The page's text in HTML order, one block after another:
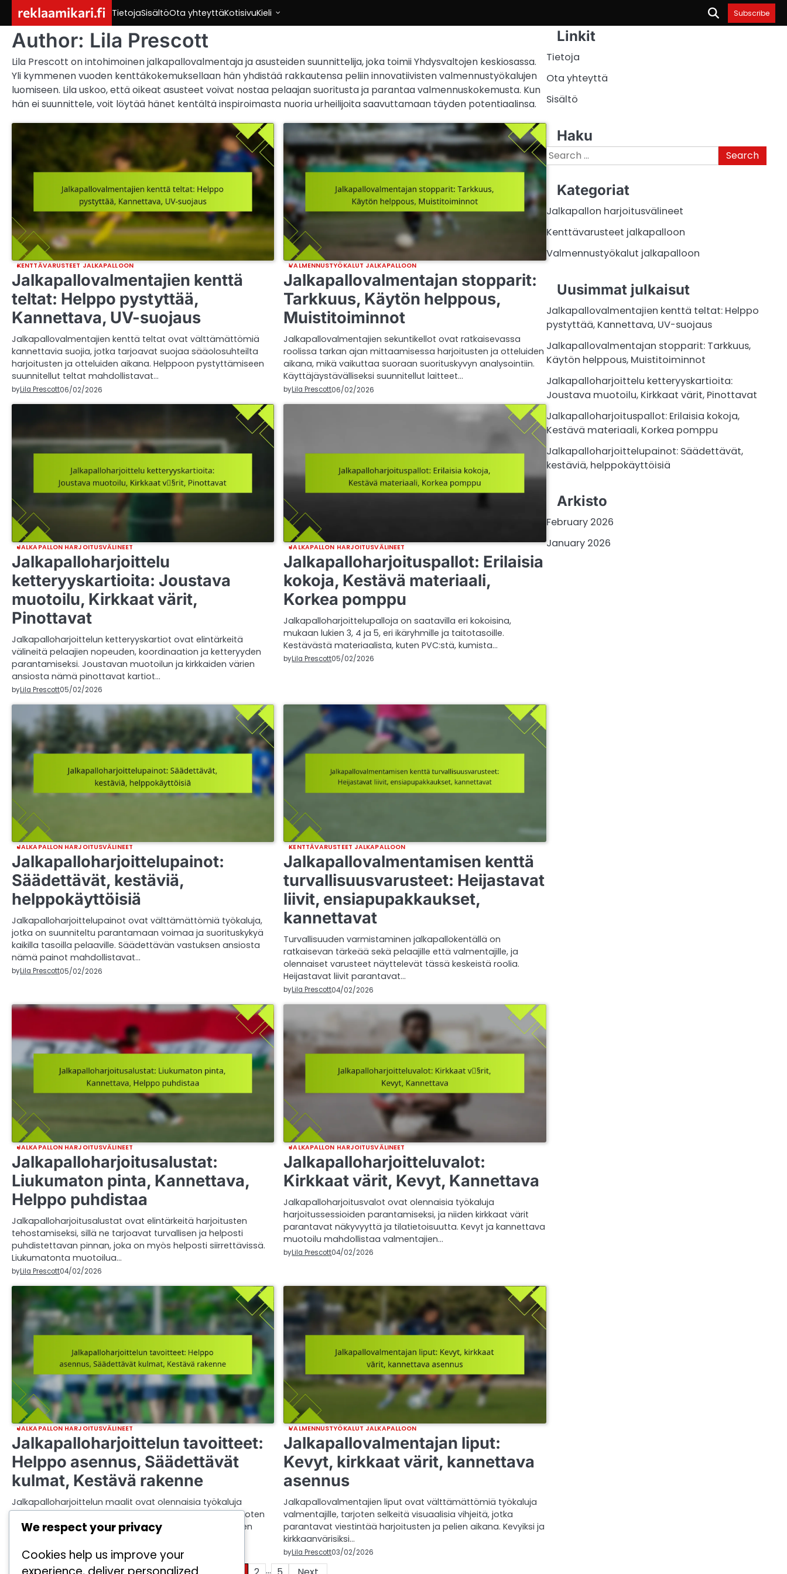
content
reklaamikari.fi TietojaSisältöOta yhteyttäKotisivuKieli Subscribe
Author: Lila Prescott
Lila Prescott on intohimoinen jalkapallovalmentaja ja asusteiden suunnittelija, joka toimii Yhdysvaltojen keskiosassa.
Yli kymmenen vuoden kenttäkokemuksellaan hän yhdistää rakkautensa peliin innovatiivisten valmennustyökalujen
luomiseen. Lila uskoo, että oikeat asusteet voivat nostaa pelaajan suoritusta ja parantaa valmennuskokemusta. Kun
hän ei suunnittele, voit löytää hänet kentältä inspiroimasta nuoria urheilijoita saavuttamaan täyden potentiaalinsa.
KENTTÄVARUSTEET JALKAPALLOON
Jalkapallovalmentajien kenttä
teltat: Helppo pystyttää,
Kannettava, UV-suojaus
Jalkapallovalmentajien kenttä teltat ovat välttämättömiä
kannettavia suojia, jotka tarjoavat suojaa sääolosuhteilta
harjoitusten ja otteluiden aikana. Helppoon pystyttämiseen
suunnitellut teltat mahdollistavat…
byLila Prescott06/02/2026
VALMENNUSTYÖKALUT JALKAPALLOON
Jalkapallovalmentajan stopparit:
Tarkkuus, Käytön helppous,
Muistitoiminnot
Jalkapallovalmentajien sekuntikellot ovat ratkaisevassa
roolissa tarkan ajan mittaamisessa harjoitusten ja otteluiden
aikana, mikä vaikuttaa suoraan suorituskyvyn analysointiin.
Käyttäjäystävälliseksi suunnitellut laitteet…
byLila Prescott06/02/2026
JALKAPALLON HARJOITUSVÄLINEET
Jalkapalloharjoittelu
ketteryyskartioita: Joustava
muotoilu, Kirkkaat värit,
Pinottavat
Jalkapalloharjoittelun ketteryyskartiot ovat elintärkeitä
välineitä pelaajien nopeuden, koordinaation ja ketteryyden
parantamiseksi. Joustavan muotoilun ja kirkkaiden värien
ansiosta nämä pinottavat kartiot…
byLila Prescott05/02/2026
JALKAPALLON HARJOITUSVÄLINEET
Jalkapalloharjoituspallot: Erilaisia
kokoja, Kestävä materiaali,
Korkea pomppu
Jalkapalloharjoittelupalloja on saatavilla eri kokoisina,
mukaan lukien 3, 4 ja 5, eri ikäryhmille ja taitotasoille.
Kestävästä materiaalista, kuten PVC:stä, kumista…
byLila Prescott05/02/2026
JALKAPALLON HARJOITUSVÄLINEET
Jalkapalloharjoittelupainot:
Säädettävät, kestäviä,
helppokäyttöisiä
Jalkapalloharjoittelupainot ovat välttämättömiä työkaluja,
jotka on suunniteltu parantamaan voimaa ja suorituskykyä
kaikilla tasoilla pelaaville. Säädettävän vastuksen ansiosta
nämä painot mahdollistavat…
byLila Prescott05/02/2026
KENTTÄVARUSTEET JALKAPALLOON
Jalkapallovalmentamisen kenttä
turvallisuusvarusteet: Heijastavat
liivit, ensiapupakkaukset,
kannettavat
Turvallisuuden varmistaminen jalkapallokentällä on
ratkaisevan tärkeää sekä pelaajille että valmentajille, ja
olennaiset varusteet näyttelevät tässä keskeistä roolia.
Heijastavat liivit parantavat…
byLila Prescott04/02/2026
JALKAPALLON HARJOITUSVÄLINEET
Jalkapalloharjoitusalustat:
Liukumaton pinta, Kannettava,
Helppo puhdistaa
Jalkapalloharjoitusalustat ovat elintärkeitä harjoitusten
tehostamiseksi, sillä ne tarjoavat turvallisen ja helposti
puhdistettavan pinnan, joka on myös helposti siirrettävissä.
Liukumatonta muotoilua…
byLila Prescott04/02/2026
JALKAPALLON HARJOITUSVÄLINEET
Jalkapalloharjoitteluvalot:
Kirkkaat värit, Kevyt, Kannettava
Jalkapalloharjoitusvalot ovat olennaisia työkaluja
harjoitussessioiden parantamiseksi, ja niiden kirkkaat värit
parantavat näkyvyyttä ja tilatietoisuutta. Kevyt ja kannettava
muotoilu mahdollistaa valmentajien…
byLila Prescott04/02/2026
JALKAPALLON HARJOITUSVÄLINEET
Jalkapalloharjoittelun tavoitteet:
Helppo asennus, Säädettävät
kulmat, Kestävä rakenne
Jalkapalloharjoittelun maalit ovat olennaisia työkaluja
laukaisutarkkuuden ja -tarkkuuden parantamiseksi, tarjoten
pelaajille visuaalisia merkkejä, joihin tähdätä harjoitusten
Lila Prescott04/02/2026
VALMENNUSTYÖKALUT JALKAPALLOON
Jalkapallovalmentajan liput:
Kevyt, kirkkaat värit, kannettava
asennus
Jalkapallovalmentajien liput ovat välttämättömiä työkaluja
valmentajille, tarjoten selkeitä visuaalisia vihjeitä, jotka
parantavat viestintää harjoitusten ja pelien aikana. Kevyiksi ja
kirkkaanvärisiksi…
byLila Prescott03/02/2026
…
Linkit
Tietoja
Ota yhteyttä
Sisältö
Haku
Search
for:
Kategoriat
Jalkapallon harjoitusvälineet
Kenttävarusteet jalkapalloon
Valmennustyökalut jalkapalloon
Uusimmat julkaisut
Jalkapallovalmentajien kenttä teltat: Helppo
pystyttää, Kannettava, UV-suojaus
Jalkapallovalmentajan stopparit: Tarkkuus,
Käytön helppous, Muistitoiminnot
Jalkapalloharjoittelu ketteryyskartioita:
Joustava muotoilu, Kirkkaat värit, Pinottavat
Jalkapalloharjoituspallot: Erilaisia kokoja,
Kestävä materiaali, Korkea pomppu
Jalkapalloharjoittelupainot: Säädettävät,
kestäviä, helppokäyttöisiä
Arkisto
February 2026
January 2026
We respect your privacy
Cookies help us improve your